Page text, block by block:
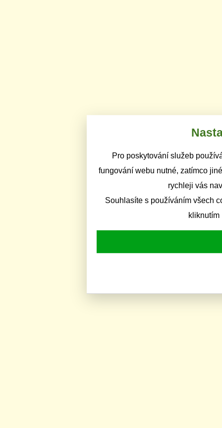
Pro poskytování služeb
fungování webu nutné, zatímco
rychleji vás
Souhlasíte s používáním všech
kliknutím